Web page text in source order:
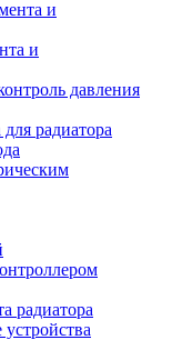
и
давления
радиатора
радиатора